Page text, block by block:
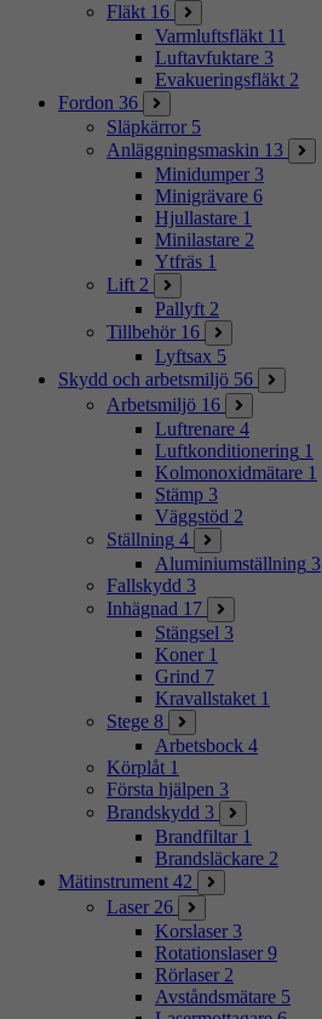
Fläkt 16
Varmluftsfläkt 11
Luftavfuktare 3
Evakueringsfläkt 2
Fordon 36
Släpkärror 5
Anläggningsmaskin 13
Minidumper 3
Minigrävare 6
Hjullastare 1
Minilastare 2
Ytfräs 1
Lift 2
Pallyft 2
Tillbehör 16
Lyftsax 5
Skydd och arbetsmiljö 56
Arbetsmiljö 16
Luftrenare 4
Luftkonditionering 1
Kolmonoxidmätare 1
Stämp 3
Väggstöd 2
Ställning 4
Aluminiumställning 3
Fallskydd 3
Inhägnad 17
Stängsel 3
Koner 1
Grind 7
Kravallstaket 1
Stege 8
Arbetsbock 4
Körplåt 1
Första hjälpen 3
Brandskydd 3
Brandfiltar 1
Brandsläckare 2
Mätinstrument 42
Laser 26
Korslaser 3
Rotationslaser 9
Rörlaser 2
Avståndsmätare 5